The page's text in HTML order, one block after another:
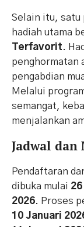
Selain itu, satu
hadiah utama
Terfavorit.
penghormatan
pengabdian
Melalui
semangat,
menjalankan
Jadwal
Pendaftaran
dibuka mulai
2026. Proses
10 Januari